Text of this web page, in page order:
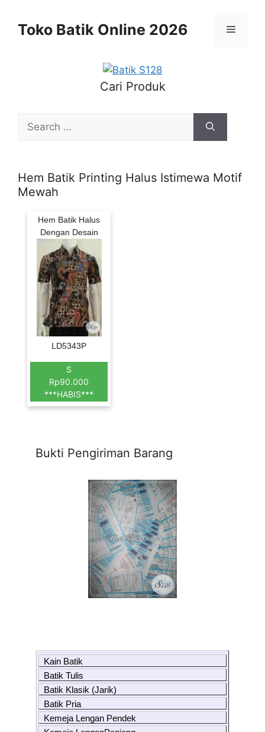
contentToko Batik Online 2026 Menu
Cari Produk
for:
Hem Batik Printing Halus Istimewa Motif
Mewah
Hem Batik Halus
Dengan Desain
LD5343P
S
Rp90.000
***HABIS***
Bukti Pengiriman Barang
Kain Batik
Batik Tulis
Batik Klasik (Jarik)
Batik Pria
Kemeja Lengan Pendek